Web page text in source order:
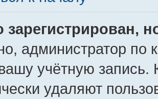
зарегистрирован,
администратор по
учётную запись.
удаляют